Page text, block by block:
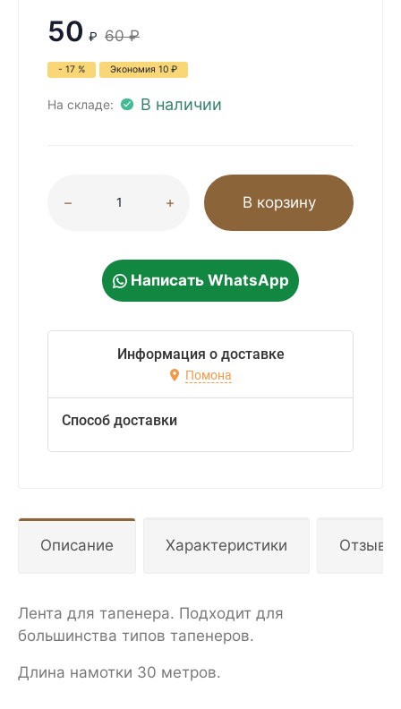
50 ₽ 60 ₽
- 17 % Экономия 10 ₽
На складе: В наличии
В корзину
Написать WhatsApp
Информация о доставке
Помона
Способ доставки
Описание Характеристики
Лента для тапенера. Подходит для
большинства типов тапенеров.
Длина намотки 30 метров.